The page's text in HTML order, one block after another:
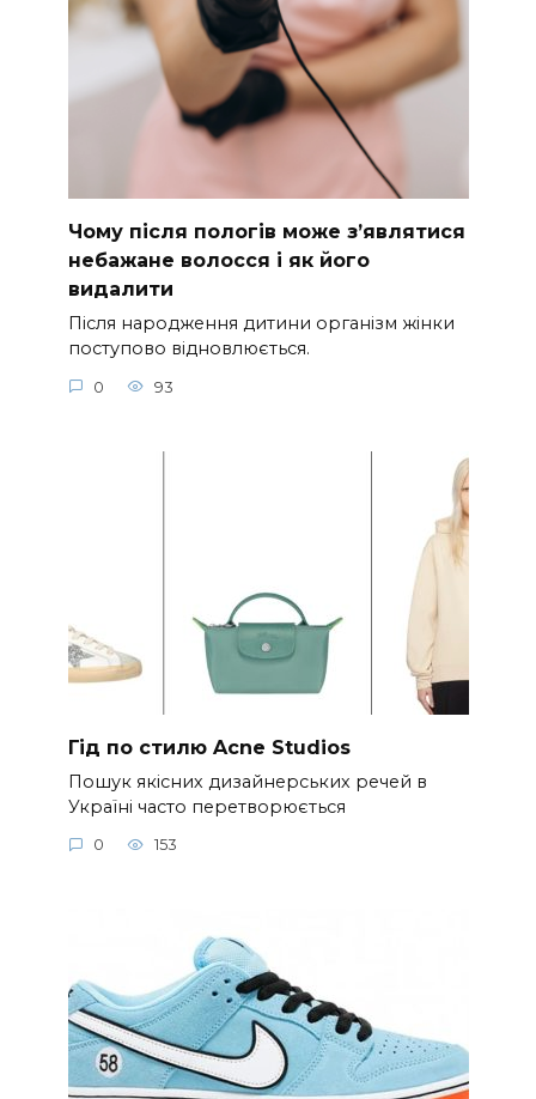
Чому після пологів може з’являтися
небажане волосся і як його
видалити
Після народження дитини організм жінки
поступово відновлюється.
0 93
Гід по стилю Acne Studios
Пошук якісних дизайнерських речей в
Україні часто перетворюється
0 153